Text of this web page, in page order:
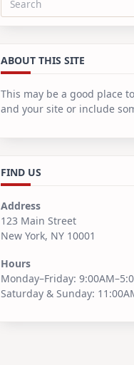
Search
ABOUT THIS SITE
This may be a good place
and your site or include
FIND US
Address
123 Main Street
New York, NY 10001
Hours
Monday–Friday:
Saturday & Sunday: